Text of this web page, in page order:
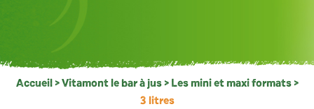
Accueil >Vitamont le bar à jus> Les mini et maxi formats>
3 litres